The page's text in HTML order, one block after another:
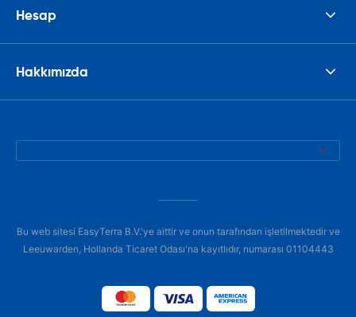
Hesap
Hakkımızda
Bu web sitesi EasyTerra B.V.'ye aittir ve onun tarafından işletilmektedir ve
Leeuwarden, Hollanda Ticaret Odası'na kayıtlıdır, numarası 01104443